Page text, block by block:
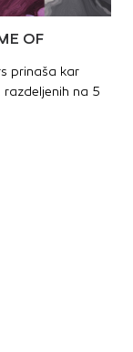
OF
prinaša kar
na 5